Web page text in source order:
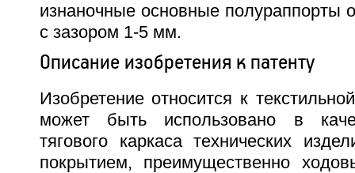
изнаночные основные полураппорты
с зазором 1-5 мм.
Описание изобретения к патенту
Изобретение относится к
может быть использовано в
тягового каркаса технических
покрытием, преимущественно